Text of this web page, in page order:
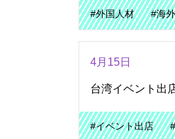
#外国人材 #海
4月15日
台湾イベント出
#イベント出店